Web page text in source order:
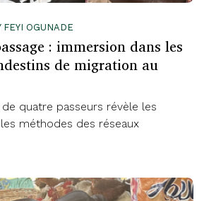
OGUNADE
: immersion dans les
de migration au
quatre passeurs révèle les
méthodes des réseaux